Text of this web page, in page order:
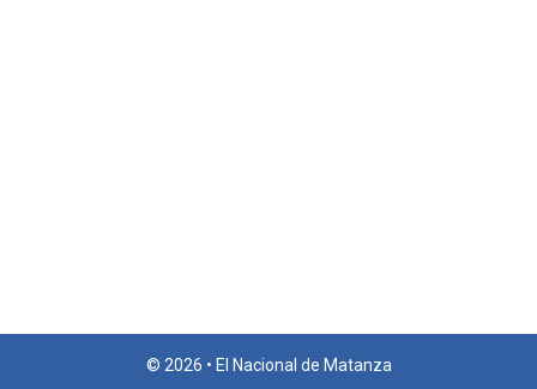
© 2026 • El Nacional de Matanza